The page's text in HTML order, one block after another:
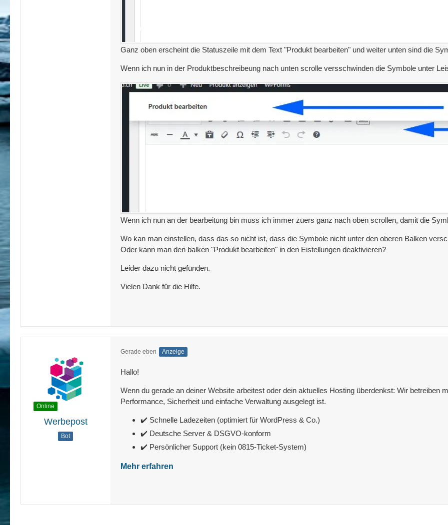
Ganz oben erscheint die Statuszeile mit dem Text "Produkt bearbeiten" und weiter unten sind die
Wenn ich nun in der Produktbeschreibeung nach unten scrolle versschwinden die Symbole unter
Wenn ich nun an der bearbeitung bin muss ich immer zuers ganz nach oben scrollen, damit die
Wo kan man einstellen, dass das so nicht ist, dass die Symbole nicht unter den oberen Balken
Oder kann man den balken "Produkt bearbeiten" in den Eistellungen deaktivieren?
Leider dazu nicht gefunden.
Vielen Dank für die Hilfe.
Online
Werbepost
Bot
Gerade eben Anzeige
Hallo!
Wenn du gerade an deiner Website arbeitest oder dein aktuelles Hosting überdenkst: Wir betreiben
Performance, Sicherheit und einfache Verwaltung ausgelegt ist.
✔️ Schnelle Ladezeiten (optimiert für WordPress & Co.)
✔️ Deutsche Server & DSGVO-konform
✔️ Persönlicher Support (kein 0815-Ticket-System)
Mehr erfahren